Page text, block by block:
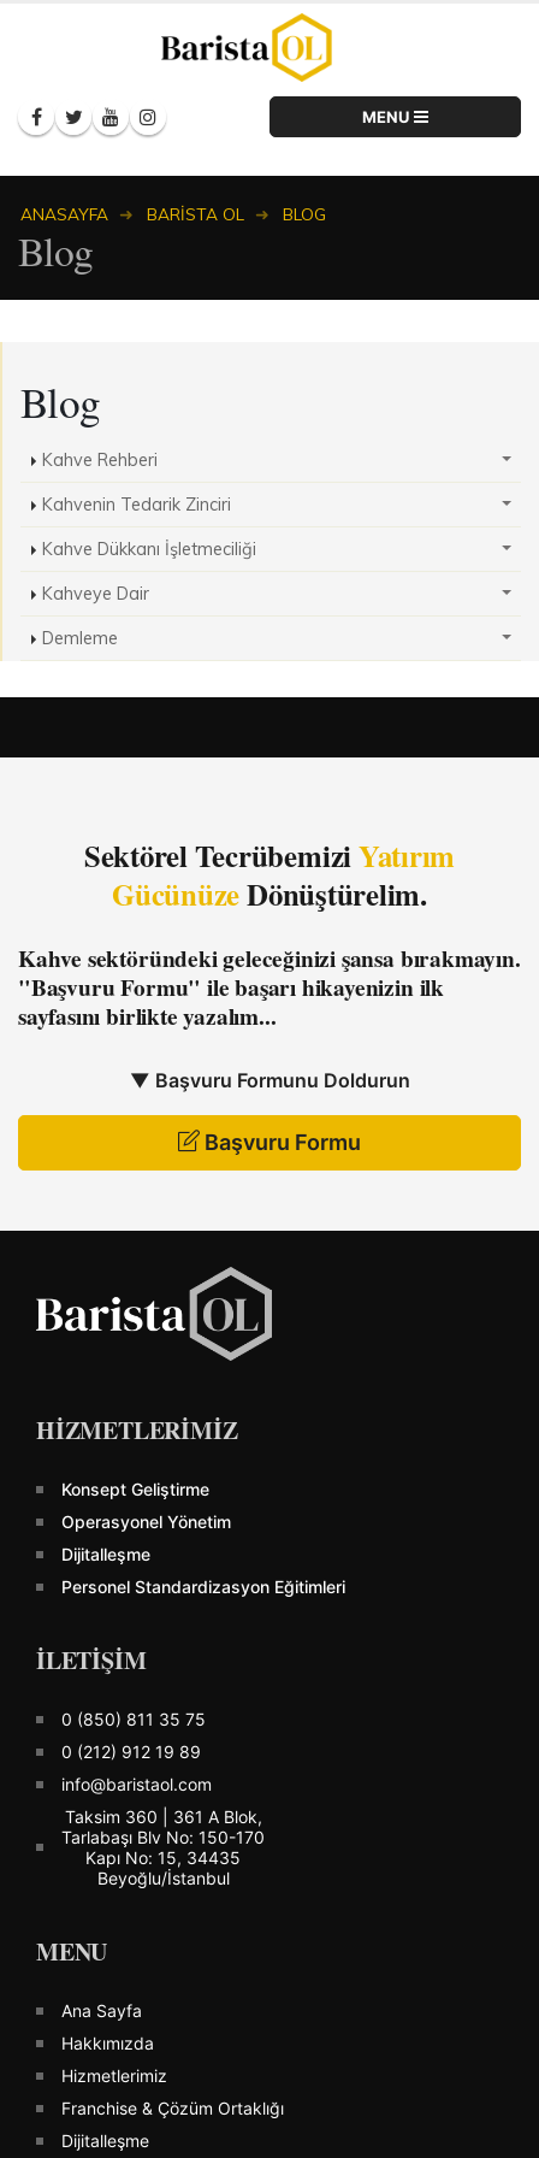
ANASAYFA BARISTA OL BLOG
Blog
Blog
Kahve Rehberi
Kahvenin Tedarik Zinciri
Kahve Dükkanı İşletmeciliği
Kahveye Dair
Demleme
Sektörel TecrübemiziYatırım
GücünüzeDönüştürelim.
Kahve sektöründeki geleceğinizi şansa bırakmayın.
"Başvuru Formu" ile başarı hikayenizin ilk
sayfasını birlikte yazalım...
▼ Başvuru Formunu Doldurun
Başvuru Formu
HİZMETLERİMİZ
Konsept Geliştirme
Operasyonel Yönetim
Dijitalleşme
Personel Standardizasyon Eğitimleri
İLETİŞİM
0 (850) 811 35 75
0 (212) 912 19 89
info@baristaol.com
Taksim 360 | 361 A Blok,
Tarlabaşı Blv No: 150-170
Kapı No: 15, 34435
Beyoğlu/İstanbul
MENU
Ana Sayfa
Hakkımızda
Hizmetlerimiz
Franchise & Çözüm Ortaklığı
Dijitalleşme